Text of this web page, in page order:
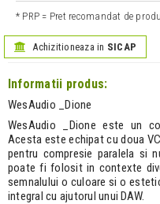
* PRP = Pret recomandat de
Achizitioneaza in SICAP
Informatii produs:
WesAudio _Dione
WesAudio _Dione este un
Acesta este echipat cu doua
pentru compresie paralela si
poate fi folosit in contexte
semnalului o culoare si o
integral cu ajutorul unui DAW.